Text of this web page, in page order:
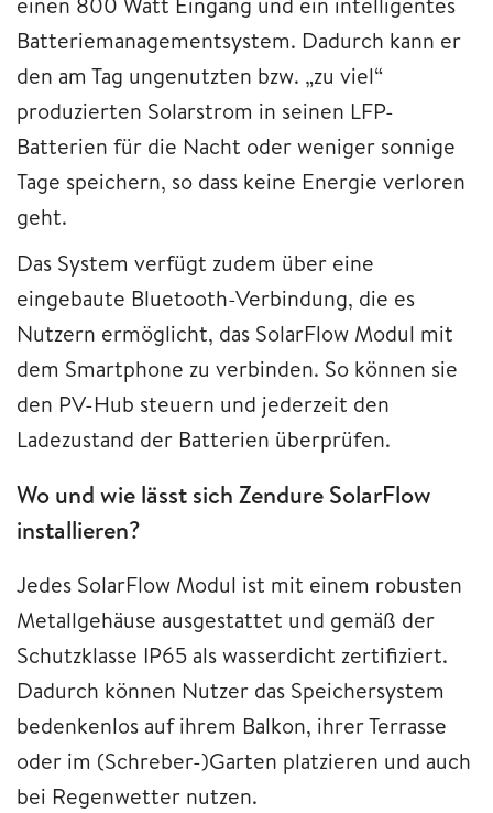
Batteriemanagementsystem. Dadurch kann er
den am Tag ungenutzten bzw. „zu viel“
produzierten Solarstrom in seinen LFP-
Batterien für die Nacht oder weniger sonnige
Tage speichern, so dass keine Energie verloren
geht.
Das System verfügt zudem über eine
eingebaute Bluetooth-Verbindung, die es
Nutzern ermöglicht, das SolarFlow Modul mit
dem Smartphone zu verbinden. So können sie
den PV-Hub steuern und jederzeit den
Ladezustand der Batterien überprüfen.
Wo und wie lässt sich Zendure SolarFlow
installieren?
Jedes SolarFlow Modul ist mit einem robusten
Metallgehäuse ausgestattet und gemäß der
Schutzklasse IP65 als wasserdicht zertifiziert.
Dadurch können Nutzer das Speichersystem
bedenkenlos auf ihrem Balkon, ihrer Terrasse
oder im (Schreber-)Garten platzieren und auch
bei Regenwetter nutzen.